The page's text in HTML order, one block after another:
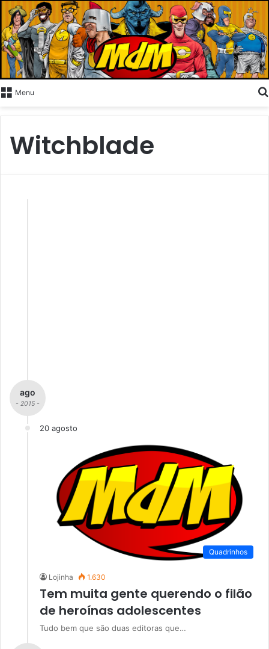
Menu
Witchblade
ago
- 2015 -
20 agosto
Quadrinhos
Lojinha 1.630
Tem muita gente querendo o filão
de heroínas adolescentes
Tudo bem que são duas editoras que…